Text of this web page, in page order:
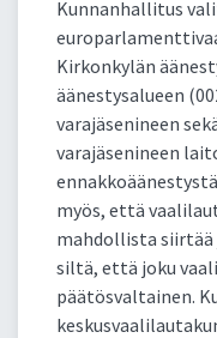
Kunnanhallitus
Kirkonkylän
äänestysalueen
varajäsenineen
varajäsenineen
myös, että
mahdollista siirtää
siltä, että joku
päätösvaltainen.